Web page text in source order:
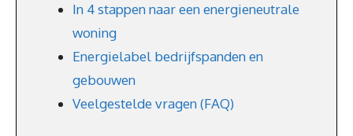
In 4 stappen naar een energieneutrale
woning
Energielabel bedrijfspanden en
gebouwen
Veelgestelde vragen (FAQ)